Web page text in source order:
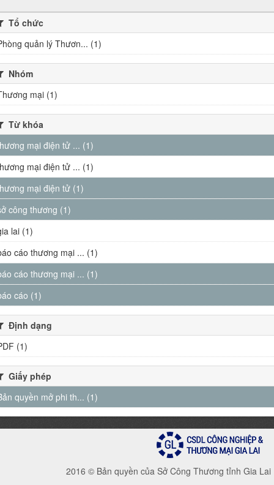
Tổ chức
quản lý Thươn... (1)
Nhóm
mại (1)
Từ khóa
mại điện tử ... (1)
mại điện tử ... (1)
mại điện tử (1)
công thương (1)
lai (1)
cáo thương mại ... (1)
cáo thương mại ... (1)
cáo (1)
Định dạng
(1)
Giấy phép
quyền mở phi th... (1)
2016 © Bản quyền của Sở Công Thương tỉnh Gia Lai